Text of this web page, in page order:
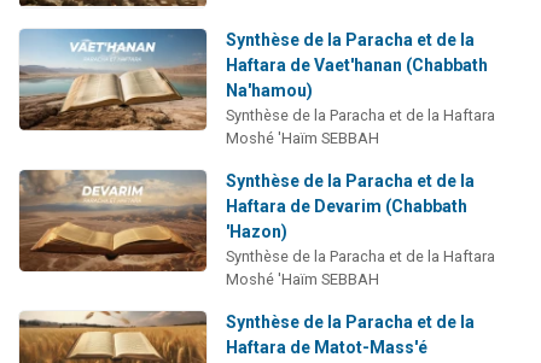
Synthèse de la Paracha et de la
Haftara de Vaet'hanan (Chabbath
Na'hamou)
Synthèse de la Paracha et de la Haftara
Moshé 'Haïm SEBBAH
Synthèse de la Paracha et de la
Haftara de Devarim (Chabbath
'Hazon)
Synthèse de la Paracha et de la Haftara
Moshé 'Haïm SEBBAH
Synthèse de la Paracha et de la
Haftara de Matot-Mass'é